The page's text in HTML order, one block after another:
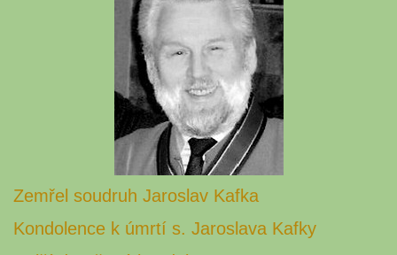
Zemřel soudruh Jaroslav Kafka
Kondolence k úmrtí s. Jaroslava Kafky